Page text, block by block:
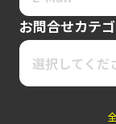
お問合せカテ
選択してくだ